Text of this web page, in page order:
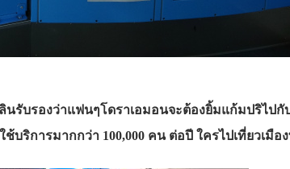
นรับรองว่าแฟนๆโดราเอมอนจะต้องยิ้มแก้มปริไป
บริการมากกว่า 100,000 คน ต่อปี ใครไปเที่ยวเมื